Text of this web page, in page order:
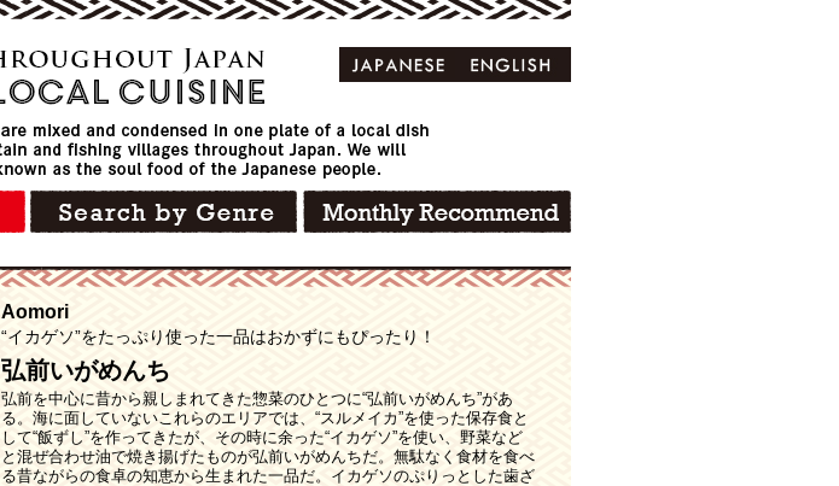
Aomori
“イカゲソ”をたっぷり使った一品はおかずにもぴったり！
弘前いがめんち
弘前を中心に昔から親しまれてきた惣菜のひとつに“弘前いがめんち”があ
る。海に面していないこれらのエリアでは、“スルメイカ”を使った保存食と
して“飯ずし”を作ってきたが、その時に余った“イカゲソ”を使い、野菜など
と混ぜ合わせ油で焼き揚げたものが弘前いがめんちだ。無駄なく食材を食べ
る昔ながらの食卓の知恵から生まれた一品だ。イカゲソのぷりっとした歯ざ